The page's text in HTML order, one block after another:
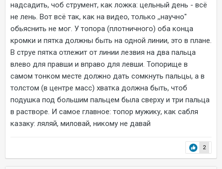
надсадить, чоб струмент, как ложка: цельный день - всё
не лень. Вот всё так, как на видео, только ,,научно"
обьяснить не мог. У топора (плотничного) оба конца
кромки и пятка должны быть на одной линии, это в плане.
В струе пятка отлежит от линии лезвия на два пальца
влево для правши и вправо для левши. Топорище в
самом тонком месте должно дать сомкнуть пальцы, а в
толстом (в центре масс) хватка должна быть, чтоб
подушка под большим пальцем была сверху и три пальца
в растворе. И самое главное: топор мужику, как сабля
казаку: ляляй, миловай, никому не давай
2